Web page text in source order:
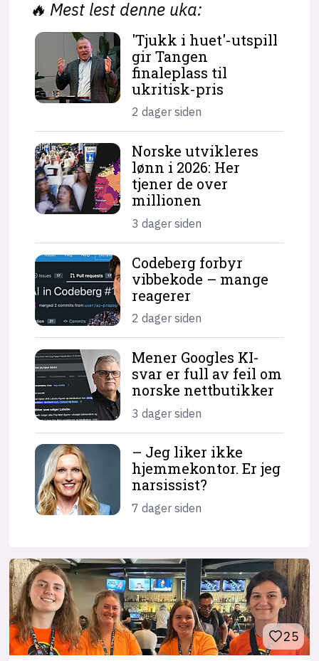
🔥 Mest lest denne uka:
'Tjukk i huet'-utspill
gir Tangen
finaleplass til
ukritisk-pris
2 dager siden
Norske utvikleres
lønn i 2026: Her
tjener de over
millionen
3 dager siden
Codeberg forbyr
vibbekode – mange
reagerer
2 dager siden
Mener Googles KI-
svar er full av feil om
norske nettbutikker
3 dager siden
– Jeg liker ikke
hjemme­kontor. Er jeg
narsissist?
7 dager siden
25